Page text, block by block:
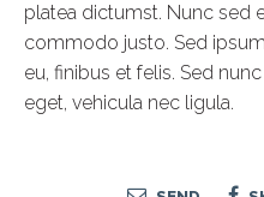
platea dictumst. Nunc sed
commodo justo. Sed
eu, finibus et felis. Sed
eget, vehicula nec ligula.